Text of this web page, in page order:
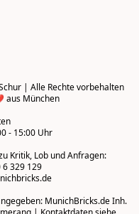
| Alle Rechte vorbehalten
aus München
- 15:00 Uhr
Kritik, Lob und Anfragen:
329 129
MunichBricks.de Inh.